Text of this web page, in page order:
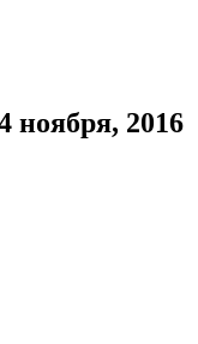
ноября, 2016